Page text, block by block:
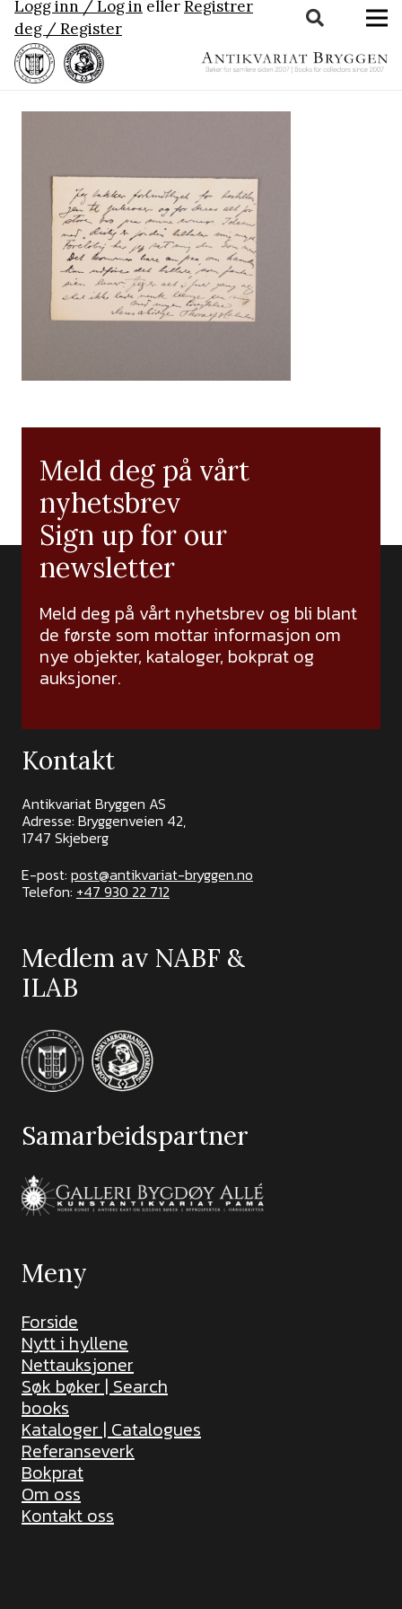
Logg inn / Log in ellerRegistrer
deg / Register
Meld deg på vårt
nyhetsbrev
Sign up for our
newsletter
Meld deg på vårt nyhetsbrev og bli blant
de første som mottar informasjon om
nye objekter, kataloger, bokprat og
auksjoner.
Kontakt
Antikvariat Bryggen AS
Adresse: Bryggenveien 42,
1747 Skjeberg
E-post: post@antikvariat-bryggen.no
Telefon: +47 930 22 712
Medlem av NABF &
ILAB
Samarbeidspartner
Meny
Forside
Nytt i hyllene
Nettauksjoner
Søk bøker | Search
books
Kataloger | Catalogues
Referanseverk
Bokprat
Om oss
Kontakt oss